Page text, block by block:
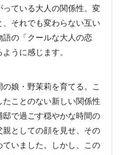
っている大人の関係性。変
それでも変わらない互い
の「クールな大人の恋
うに感じます。
娘・野茉莉を育てる。こ
ことのない新しい関係性
で過ごす穏やかな時間の
としての顔を見せ、その
いました。しかし、この